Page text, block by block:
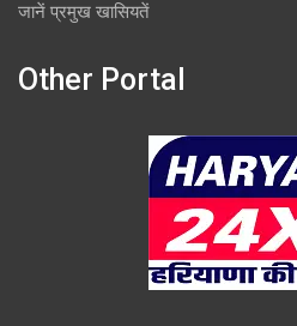
जानें प्रमुख खासियतें
Other Portal